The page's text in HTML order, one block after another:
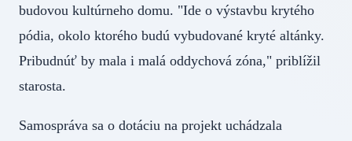
budovou kultúrneho domu. "Ide o výstavbu krytého
pódia, okolo ktorého budú vybudované kryté altánky.
Pribudnúť by mala i malá oddychová zóna," priblížil
starosta.
Samospráva sa o dotáciu na projekt uchádzala